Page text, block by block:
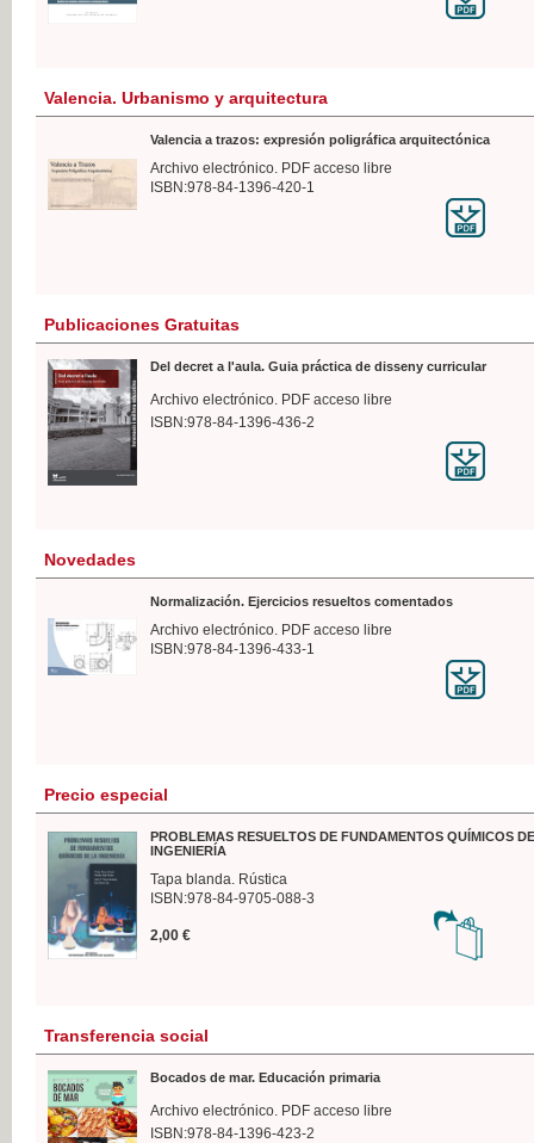
Valencia. Urbanismo y arquitectura
Valencia a trazos: expresión poligráfica arquitectónica
Archivo electrónico. PDF acceso libre
ISBN:978-84-1396-420-1
Publicaciones Gratuitas
Del decret a l'aula. Guia práctica de disseny curricular
Archivo electrónico. PDF acceso libre
ISBN:978-84-1396-436-2
Novedades
Normalización. Ejercicios resueltos comentados
Archivo electrónico. PDF acceso libre
ISBN:978-84-1396-433-1
Precio especial
PROBLEMAS RESUELTOS DE FUNDAMENTOS QUÍMICOS
INGENIERÍA
Tapa blanda. Rústica
ISBN:978-84-9705-088-3
2,00 €
Transferencia social
Bocados de mar. Educación primaria
Archivo electrónico. PDF acceso libre
ISBN:978-84-1396-423-2